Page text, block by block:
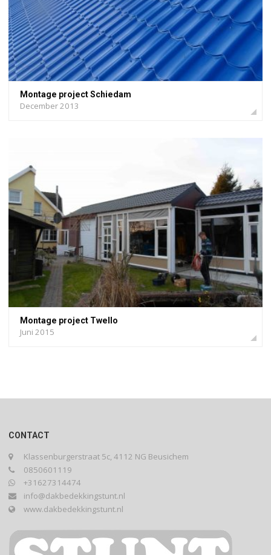
Montage project Schiedam
December 2013
Montage project Twello
Juni 2015
CONTACT
Klassenburgerstraat 5c, 4112 NG Beusichem
0850601119
+31627314474
info@dakbedekkingstunt.nl
www.dakbedekkingstunt.nl